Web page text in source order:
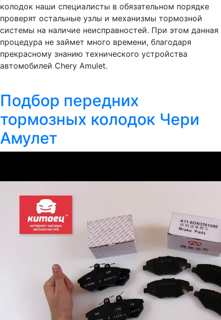
колодок наши специалисты в обязательном порядке
проверят остальные узлы и механизмы тормозной
системы на наличие неисправностей. При этом данная
процедура не займет много времени, благодаря
прекрасному знанию технического устройства
автомобилей Chery Amulet.
Подбор передних
тормозных колодок Чери
Амулет